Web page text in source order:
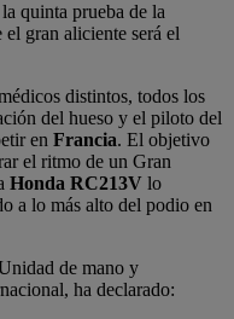
quinta prueba de la
el gran aliciente será el
distintos, todos los
del hueso y el piloto del
en Francia. El objetivo
el ritmo de un Gran
Honda RC213V lo
a lo más alto del podio en
de mano y
ha declarado: